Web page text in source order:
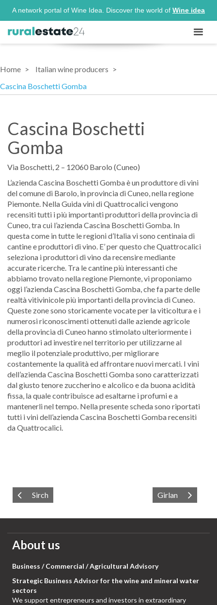
A network portal of Wine Idea. Discover the world of Wine idea
Home
Italian wine producers
Cascina Boschetti Gomba
Cascina Boschetti
Gomba
Via Boschetti, 2 – 12060 Barolo (Cuneo)
L’azienda Cascina Boschetti Gomba è un produttore di vini
del comune di Barolo, in provincia di Cuneo, nella regione
Piemonte. Nella Guida vini di Quattrocalici vengono
recensiti tutti i più importanti produttori della provincia di
Cuneo, tra cui l’azienda Cascina Boschetti Gomba. In
questa come in tutte le regioni d’Italia vi sono centinaia di
cantine e produttori di vino. E’ per questo che Quattrocalici
seleziona i produttori di vino da recensire mediante
accurate ricerche. Tra le cantine più interessanti che
abbiamo trovato nella regione Piemonte, vi proponiamo
oggi l’azienda Cascina Boschetti Gomba, che fa parte delle
realtà vitivinicole più importanti della provincia di Cuneo.
Queste zone sono storicamente vocate per la viticoltura e i
numerosi riconoscimenti ottenuti dalle aziende agricole
della provincia di Cuneo hanno stimolato ulteriormente i
produttori ad investire nel territorio per utilizzarne al
meglio il potenziale produttivo, per migliorare
costantemente la qualità ed affrontare nuovi mercati. I vini
dell’azienda Cascina Boschetti Gomba sono caratterizzati
dal giusto tenore zuccherino e alcolico e da buona acidità
fissa, la quale contribuisce ad esaltarne i profumi e a
mantenerli nel tempo. Nella presente scheda sono riportati
tutti i vini dell’azienda Cascina Boschetti Gomba recensiti
da Quattrocalici.
Sirch Girlan
About us
Business / Commercial / Agricultural Advisory
Strategic Business Advisor for the wine and mineral water
sectors
We support entrepreneurs and investors in extraordinary